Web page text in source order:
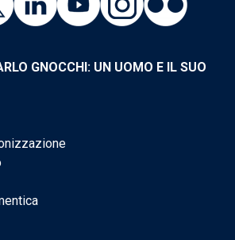
GNOCCHI: UN UOMO E IL SUO